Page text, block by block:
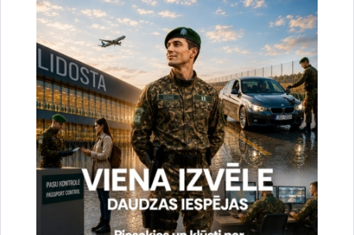
uzlabotu vietnes darbību un
pakalpojumus)
Reģistrē unikālu ID, kas tiek izmantots
statistisko datu iegūšanai par to, kā
apmeklētājs izmanto vietni.
2 gadi
_gat
Statistikas sīkdatnes (nepieciešamas, lai